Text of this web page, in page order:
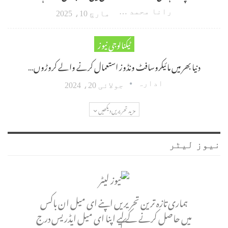
رانا محمد امین اکبر مارچ 10، 2025
ٹیکنالوجی نیوز
دنیا بھر میں مائیکروسافٹ ونڈوز استعمال کرنے والے کروڑوں…
ادارہ جولائی 20، 2024
مزید تحریریں دیکھیں
نیوز لیٹر
ہماری تازہ ترین تحریریں اپنے ای میل ان باکس
میں حاصل کرنے کے لیے اپنا ای میل ایڈریس درج